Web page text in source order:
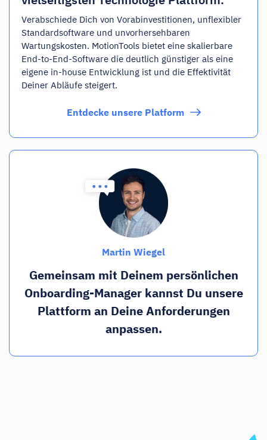
Verabschiede Dich von Vorabinvestitionen, unflexibler
Standardsoftware und unvorhersehbaren
Wartungskosten. MotionTools bietet eine skalierbare
End-to-End-Software die deutlich günstiger als eine
eigene in-house Entwicklung ist und die Effektivität
Deiner Abläufe steigert.
Entdecke unsere Platform
Martin Wiegel
Gemeinsam mit Deinem persönlichen
Onboarding-Manager kannst Du unsere
Plattform an Deine Anforderungen
anpassen.